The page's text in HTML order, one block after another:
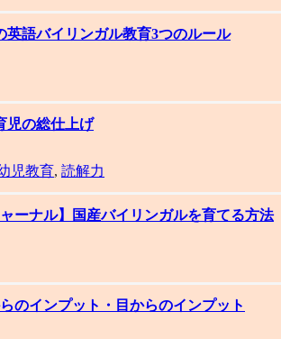
英語バイリンガル教育3つのルール
児の総仕上げ
児教育, 読解力
ーナル】国産バイリンガルを育てる方法
のインプット・目からのインプット